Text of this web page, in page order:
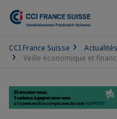
CCI France Suisse
Actualités
Veille économique et